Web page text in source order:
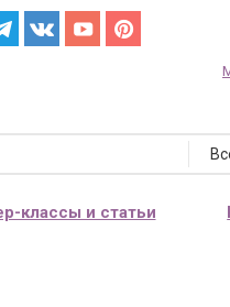
классы и статьи